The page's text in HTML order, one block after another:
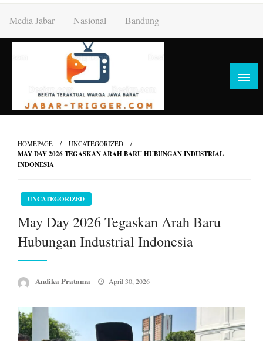
content
Media Jabar Nasional Bandung
HOMEPAGE UNCATEGORIZED
MAY DAY 2026 TEGASKAN ARAH BARU HUBUNGAN INDUSTRIAL
INDONESIA
UNCATEGORIZED
May Day 2026 Tegaskan Arah Baru
Hubungan Industrial Indonesia
Andika Pratama
Posted
April 30, 2026